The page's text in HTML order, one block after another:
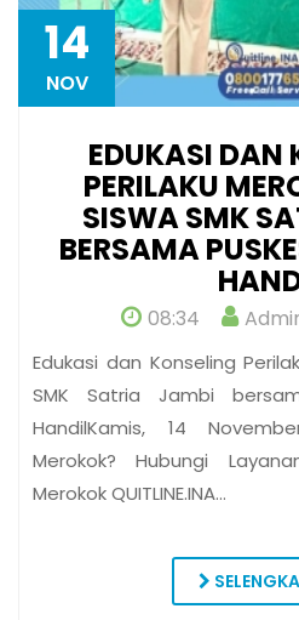
14
NOV
EDUKASI DAN
PERILAKU
SISWA SMK
BERSAMA
08:34
Edukasi dan Konseling
SMK Satria Jambi
HandilKamis, 14
Merokok? Hubungi
Merokok QUITLINE.INA…